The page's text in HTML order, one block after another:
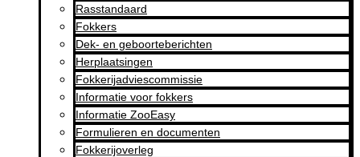
Rasstandaard
Fokkers
Dek- en geboorteberichten
Herplaatsingen
Fokkerijadviescommissie
Informatie voor fokkers
Informatie ZooEasy
Formulieren en documenten
Fokkerijoverleg